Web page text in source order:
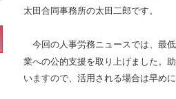
太田合同事務所の太田二郎です。
今回の人事労務ニュースでは、最
業への公的支援を取り上げました。
いますので、活用される場合は早めに